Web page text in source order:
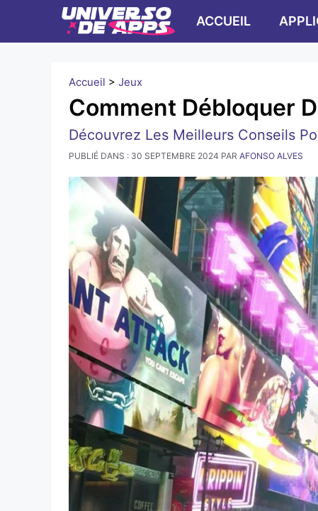
ACCUEIL
Accueil > Jeux
Comment Débloquer
Découvrez Les Meilleurs Conseils
PUBLIÉ DANS : 30 SEPTEMBRE 2024 PAR AFONSO ALVES